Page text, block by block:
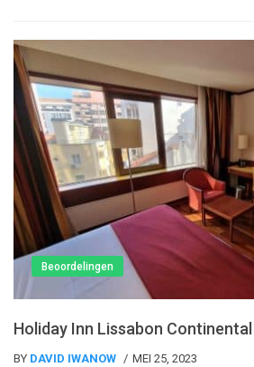
Beoordelingen
Holiday Inn Lissabon
BY DAVID IWANOW MEI 25, 2023